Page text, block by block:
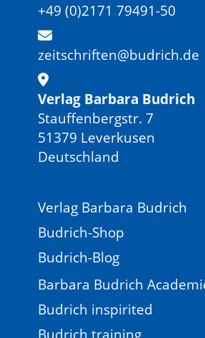
+49 (0)2171 79491-50
zeitschriften@budrich.de
Verlag Barbara Budrich
Stauffenbergstr. 7
51379 Leverkusen
Deutschland
Verlag Barbara Budrich
Budrich-Shop
Budrich-Blog
Barbara Budrich
Budrich inspirited
Budrich training